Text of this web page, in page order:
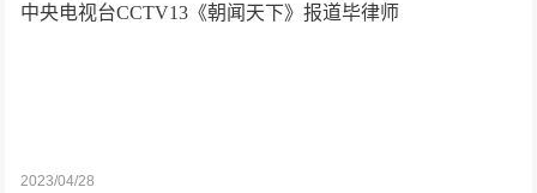
中央电视台CCTV13《朝闻天下》报道毕律师
2023/04/28